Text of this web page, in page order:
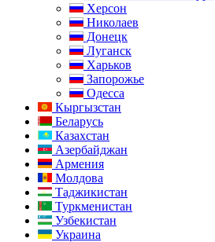
Херсон
Николаев
Донецк
Луганск
Харьков
Запорожье
Одесса
Кыргызстан
Беларусь
Казахстан
Азербайджан
Армения
Молдова
Таджикистан
Туркменистан
Узбекистан
Украина